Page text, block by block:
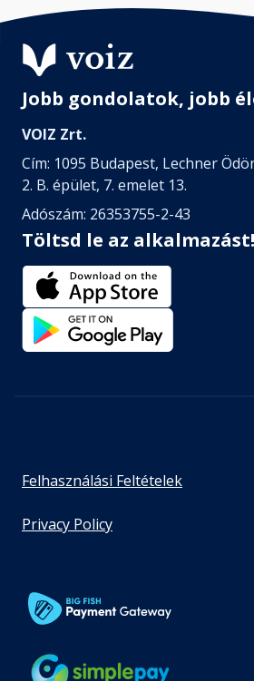
Jobb gondolatok, jobb
VOIZ Zrt.
Cím: 1095 Budapest, Lechner
2. B. épület, 7. emelet 13.
Adószám: 26353755-2-43
Töltsd le az alkalmazást!
Felhasználási Feltételek
Privacy Policy